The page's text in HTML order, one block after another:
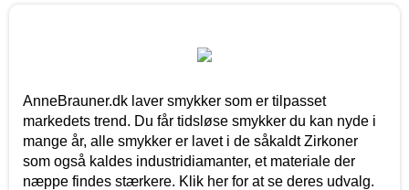
AnneBrauner.dk laver smykker som er tilpasset
markedets trend. Du får tidsløse smykker du kan nyde i
mange år, alle smykker er lavet i de såkaldt Zirkoner
som også kaldes industridiamanter, et materiale der
næppe findes stærkere. Klik her for at se deres udvalg.